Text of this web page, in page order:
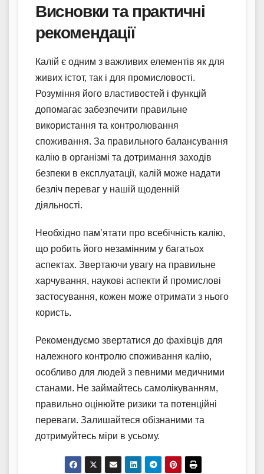
Висновки та практичні
рекомендації
Калій є одним з важливих елементів як для
живих істот, так і для промисловості.
Розуміння його властивостей і функцій
допомагає забезпечити правильне
використання та контролювання
споживання. За правильного балансування
калію в організмі та дотримання заходів
безпеки в експлуатації, калій може надати
безліч переваг у нашій щоденній
діяльності.
Необхідно пам’ятати про всебічність калію,
що робить його незамінним у багатьох
аспектах. Звертаючи увагу на правильне
харчування, наукові аспекти й промислові
застосування, кожен може отримати з нього
користь.
Рекомендуємо звертатися до фахівців для
належного контролю споживання калію,
особливо для людей з певними медичними
станами. Не займайтесь самолікуванням,
правильно оцінюйте ризики та потенційні
переваги. Залишайтеся обізнаними та
дотримуйтесь міри в усьому.